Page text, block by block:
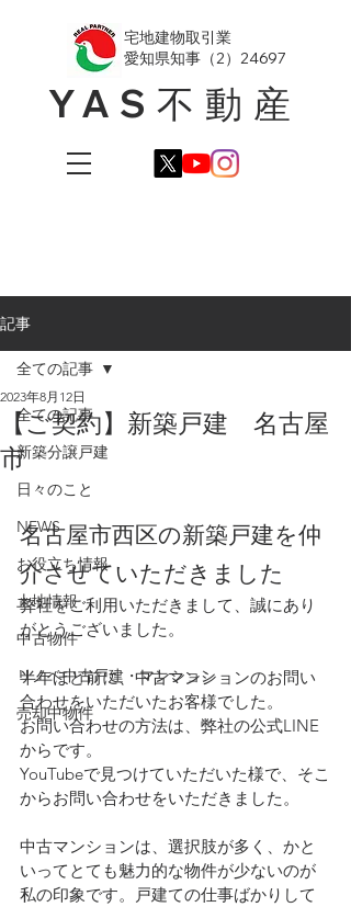
YAS不動産
​宅地建物取引業
愛知県知事（2）24697
記事
全ての記事
新築分譲戸建
日々のこと
NEWS
お役立ち情報
土地情報
中古物件
リノベ中古戸建・マンション
売却中物件
全ての記事
【ご契約】新築戸建 名古屋
市
2023年8月12日
名古屋市西区の新築戸建を仲
介させていただきました
弊社をご利用いただきまして、誠にあり
がとうございました。
半年ほど前に、中古マンションのお問い
合わせをいただいたお客様でした。
お問い合わせの方法は、弊社の公式LINE
からです。
YouTubeで見つけていただいた様で、そこ
からお問い合わせをいただきました。
中古マンションは、選択肢が多く、かと
いってとても魅力的な物件が少ないのが
私の印象です。戸建ての仕事ばかりして